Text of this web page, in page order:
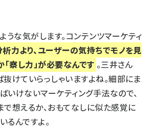
うな気がします。コンテンツマーケティ
力より、ユーザーの気持ちでモノを見
「察し力」が必要なんです 。三井さん
けていらっしゃいますよね。細部にま
いけないマーケティング手法なので、
で想えるか、おもてなしに似た感覚に
んですよ。